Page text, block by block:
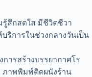
สึกสดใส มีชีวิตชีวา
ริการในช่วงกลางวันเป็น
ารสร้างบรรยากาศโร
ภาพพิมพ์ติดผนังร้าน